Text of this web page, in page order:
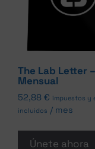
The Lab Letter –
Mensual
52,88 € impuestos y
incluidos / mes
Únete ahora